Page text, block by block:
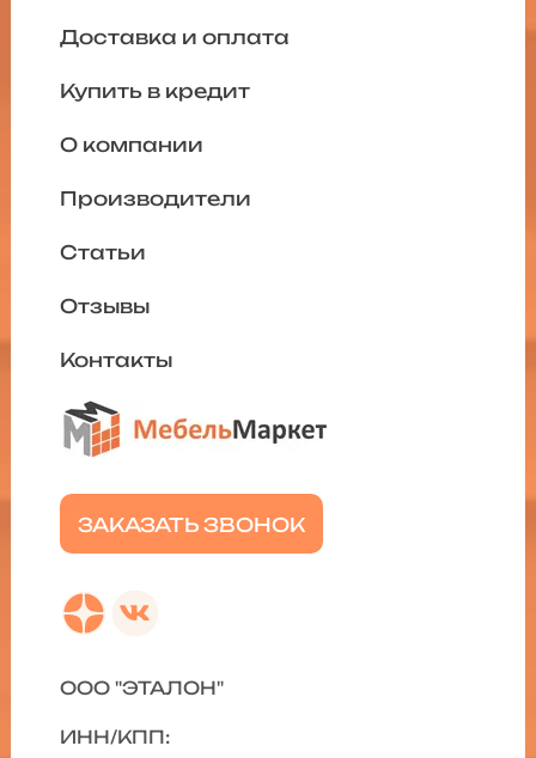
ЗАКАЗАТЬ ЗВОНОК
Доставка и оплата
Купить в кредит
О компании
Производители
Статьи
Отзывы
Контакты
ООО "ЭТАЛОН"
ИНН/КПП: